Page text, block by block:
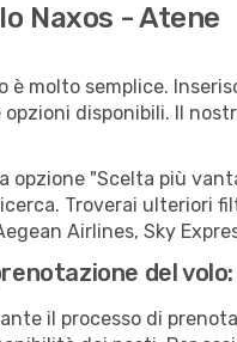
Naxos - Atene
è molto semplice.
opzioni disponibili. Il
opzione "Scelta più
Troverai ulteriori
Airlines, Sky
del volo:
il processo di